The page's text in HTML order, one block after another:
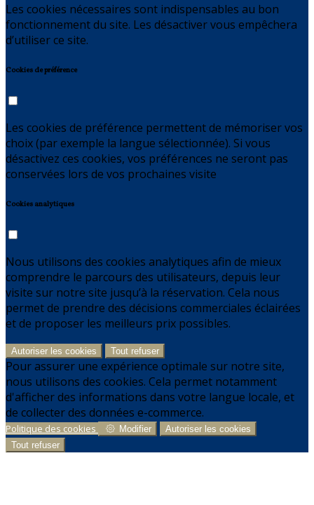
Les cookies nécessaires sont indispensables au bon
fonctionnement du site. Les désactiver vous empêchera
d’utiliser ce site.
Cookies de préférence
Les cookies de préférence permettent de mémoriser vos
choix (par exemple la langue sélectionnée). Si vous
désactivez ces cookies, vos préférences ne seront pas
conservées lors de vos prochaines visite
Cookies analytiques
Nous utilisons des cookies analytiques afin de mieux
comprendre le parcours des utilisateurs, depuis leur
visite sur notre site jusqu’à la réservation. Cela nous
permet de prendre des décisions commerciales éclairées
et de proposer les meilleurs prix possibles.
Autoriser les cookies Tout refuser
Pour assurer une expérience optimale sur notre site,
nous utilisons des cookies. Cela permet notamment
d'afficher des informations dans votre langue locale, et
de collecter des données e-commerce.
Politique des cookies Modifier
Autoriser les cookies
Tout refuser